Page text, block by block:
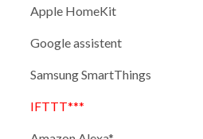
Apple HomeKit
Google assistent
Samsung SmartThings
IFTTT***